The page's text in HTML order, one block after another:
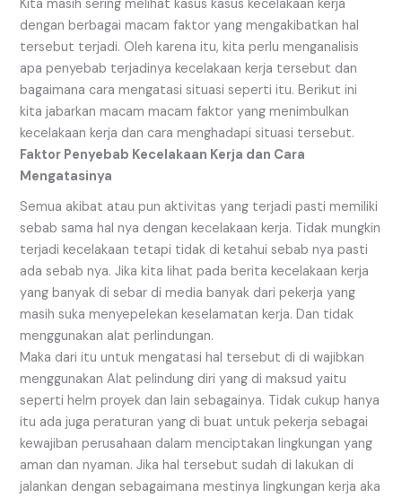
Kita masih sering melihat kasus kasus kecelakaan kerja
dengan berbagai macam faktor yang mengakibatkan hal
tersebut terjadi. Oleh karena itu, kita perlu menganalisis
apa penyebab terjadinya kecelakaan kerja tersebut dan
bagaimana cara mengatasi situasi seperti itu. Berikut ini
kita jabarkan macam macam faktor yang menimbulkan
kecelakaan kerja dan cara menghadapi situasi tersebut.
Faktor Penyebab Kecelakaan Kerja dan Cara
Mengatasinya
Semua akibat atau pun aktivitas yang terjadi pasti memiliki
sebab sama hal nya dengan kecelakaan kerja. Tidak mungkin
terjadi kecelakaan tetapi tidak di ketahui sebab nya pasti
ada sebab nya. Jika kita lihat pada berita kecelakaan kerja
yang banyak di sebar di media banyak dari pekerja yang
masih suka menyepelekan keselamatan kerja. Dan tidak
menggunakan alat perlindungan.
Maka dari itu untuk mengatasi hal tersebut di di wajibkan
menggunakan Alat pelindung diri yang di maksud yaitu
seperti helm proyek dan lain sebagainya. Tidak cukup hanya
itu ada juga peraturan yang di buat untuk pekerja sebagai
kewajiban perusahaan dalam menciptakan lingkungan yang
aman dan nyaman. Jika hal tersebut sudah di lakukan di
jalankan dengan sebagaimana mestinya lingkungan kerja aka